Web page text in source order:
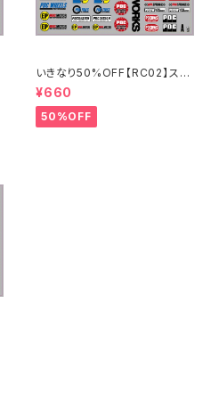
いきなり50%OFF【RC02】スポ
ンサーステッカーA 2024
¥660
50%OFF